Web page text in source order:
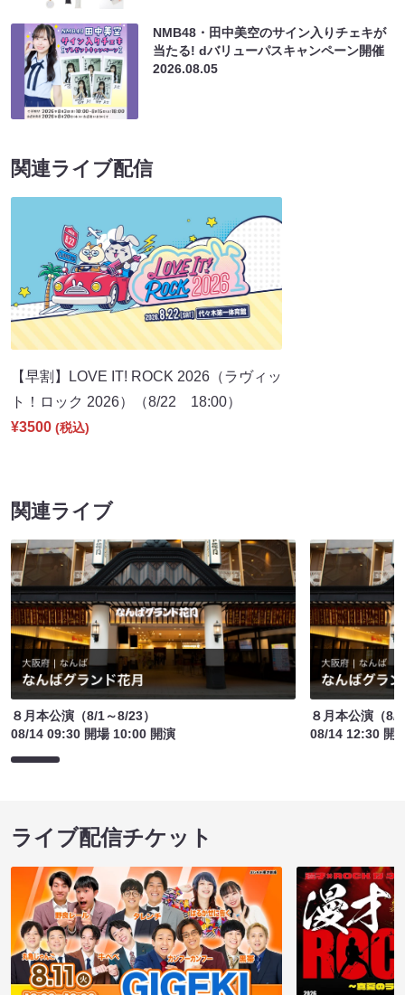
NMB48・田中美空のサイン入りチェキが
当たる! dバリューパスキャンペーン開催
2026.08.05
関連ライブ配信
【早割】LOVE IT! ROCK 2026（ラヴィッ
ト！ロック 2026）（8/22 18:00）
¥3500 (税込)
関連ライブ
８月本公演（8/1～8/23）
08/14 09:30 開場 10:00 開演
８月本公演（8/
08/14 12:30 開
ライブ配信チケット